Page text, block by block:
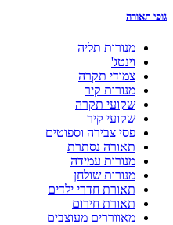
גופי תאורה
מנורות תליה
וינטג'
צמודי תקרה
מנורות קיר
שקועי תקרה
שקועי קיר
פסי צבירה וספוטים
תאורה נסתרת
מנורות עמידה
מנורות שולחן
תאורת חדרי ילדים
תאורת חירום
מאווררים מעוצבים